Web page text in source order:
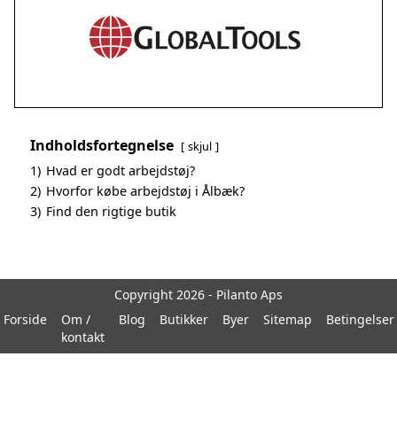
Indholdsfortegnelse skjul
1) Hvad er godt arbejdstøj?
2) Hvorfor købe arbejdstøj i Ålbæk?
3) Find den rigtige butik
Copyright 2026 - Pilanto Aps
Forside
Om /
kontakt
Blog Butikker Byer Sitemap Betingelser